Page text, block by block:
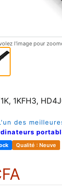
l'image pour
1KFH3,
des
Qualité : Neuve